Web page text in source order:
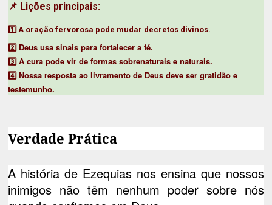
📌 Lições principais:
1️⃣ A oração fervorosa pode mudar decretos divinos.
2️⃣Deus usa sinais para fortalecer a fé.
3️⃣A cura pode vir de formas sobrenaturais e naturais.
4️⃣Nossa resposta ao livramento de Deus deve ser gratidão e
testemunho.
Verdade Prática
A história de Ezequias nos ensina que nossos
inimigos não têm nenhum poder sobre nós